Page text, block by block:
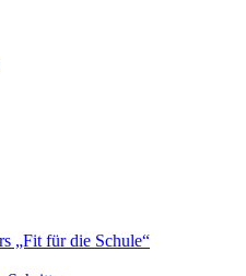
„Fit für die Schule“